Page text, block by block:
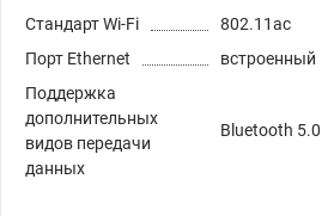
Стандарт Wi-Fi
802.11ac
Порт Ethernet
встроенный
Поддержка
дополнительных
видов передачи
данных
Bluetooth 5.0